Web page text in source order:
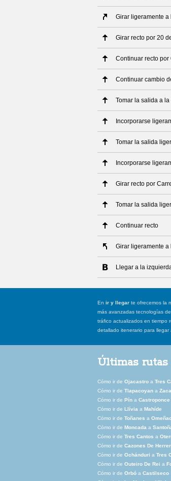
Girar ligeramente a
Girar recto por 20
Continuar recto por
Continuar cambio
Tomar la salida a
Incorporarse
Tomar la salida
Incorporarse
Girar recto por
Tomar la salida
Continuar recto
Girar ligeramente a
Llegar a la
En ir y llegar te ofrecemos la
más avanzadas tecnologías
tráfico actualizados en tiempo
detallado itenerario para llegar
Últimas rutas
Cómo ir de Ojacastro a Tres
Cómo ir de Tlapacoyan a
Cómo ir de Pín a Castroponce
Cómo ir de Llívia a Mahíde
Cómo ir de Toñanes a
Cómo ir de Moncada a
Cómo ir de Tres Cantos a
Cómo ir de Cazones De
Cómo ir de Ochánduri a Tres
Cómo ir de Outeiro De Rei a
Cómo ir de Orbó a Castilseco